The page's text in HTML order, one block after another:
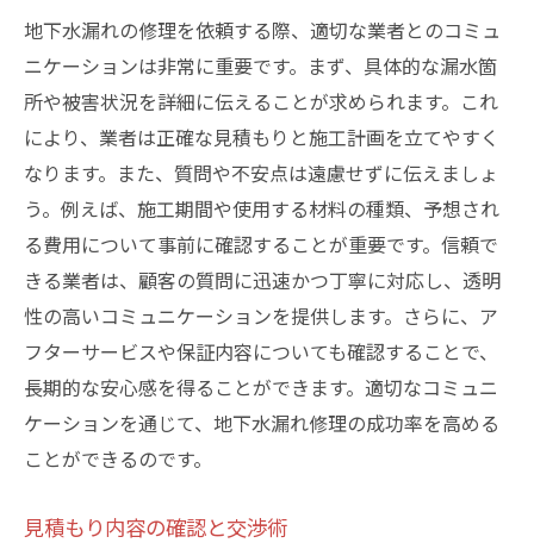
地下水漏れの修理を依頼する際、適切な業者とのコミュ
ニケーションは非常に重要です。まず、具体的な漏水箇
所や被害状況を詳細に伝えることが求められます。これ
により、業者は正確な見積もりと施工計画を立てやすく
なります。また、質問や不安点は遠慮せずに伝えましょ
う。例えば、施工期間や使用する材料の種類、予想され
る費用について事前に確認することが重要です。信頼で
きる業者は、顧客の質問に迅速かつ丁寧に対応し、透明
性の高いコミュニケーションを提供します。さらに、ア
フターサービスや保証内容についても確認することで、
長期的な安心感を得ることができます。適切なコミュニ
ケーションを通じて、地下水漏れ修理の成功率を高める
ことができるのです。
見積もり内容の確認と交渉術